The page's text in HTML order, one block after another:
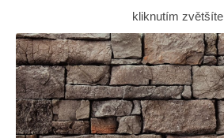
kliknutím zvětšíte